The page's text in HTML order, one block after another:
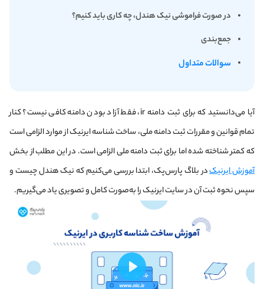
در صورت فراموشی نیک هندل، چه کاری باید کنیم؟
جمع‌بندی
سوالات متداول
آیا می‌دانستید که برای ثبت دامنه ir، فقط آزاد بودن دامنه کافی نیست؟ کنار
تمام قوانین و مقررات ثبت دامنه ملی، ساخت شناسه ایرنیک از موارد الزامی است
که کمتر شناخته شده اما برای ثبت دامنه ملی الزامی است. در این مطلب از بخش
آموزش ایرنیکدر بلاگ پارس‌پک، ابتدا بررسی می‌کنیم که نیک هندل چیست و
سپس نحوه ثبت آن در سایت ایرنیک را به‌صورت کامل و تصویری یاد می‌گیریم.
پخش